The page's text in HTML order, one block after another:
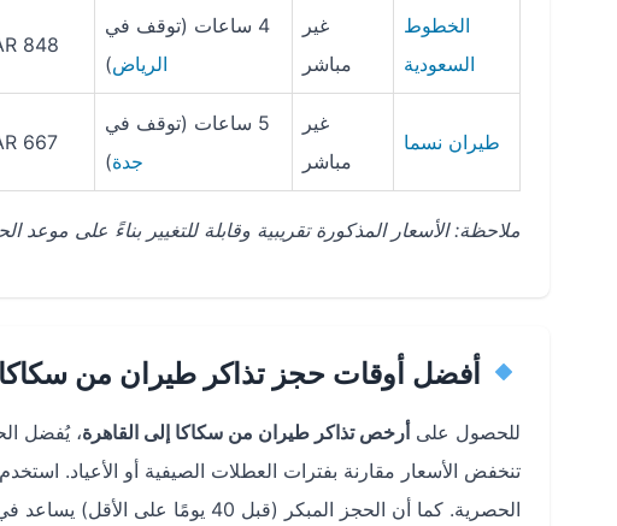
الخطوط
السعودية
غير
مباشر
4 ساعات (توقف في
الرياض)
848
طيران نسما
غير
مباشر
5 ساعات (توقف في
جدة)
667
ملاحظة: الأسعار المذكورة تقريبية وقابلة للتغيير بناءً على موعد
أفضل أوقات حجز تذاكر طيران من سكاكا
للحصول على أرخص تذاكر طيران من سكاكا إلى القاهرة، يُفضل
تنخفض الأسعار مقارنة بفترات العطلات الصيفية أو الأعياد.
الحصرية. كما أن الحجز المبكر (قبل 40 يومًا على الأقل) يساعد في تأمين أسعار أفضل.